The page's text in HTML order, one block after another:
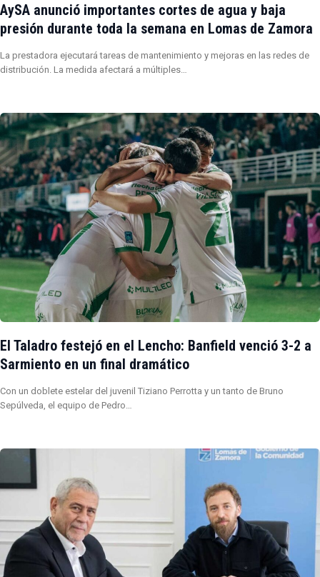
AySA anunció importantes cortes de agua y baja
presión durante toda la semana en Lomas de Zamora
La prestadora ejecutará tareas de mantenimiento y mejoras en las redes de
distribución. La medida afectará a múltiples…
El Taladro festejó en el Lencho: Banfield venció 3-2 a
Sarmiento en un final dramático
Con un doblete estelar del juvenil Tiziano Perrotta y un tanto de Bruno
Sepúlveda, el equipo de Pedro…